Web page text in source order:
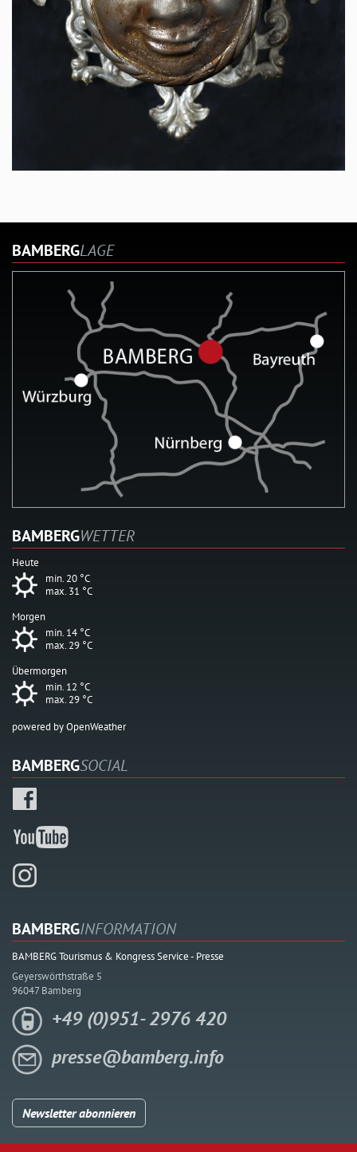
BAMBERGLAGE
BAMBERGWETTER
Heute
min. 20 °C
max. 31 °C
Morgen
min. 14 °C
max. 29 °C
Übermorgen
min. 12 °C
max. 29 °C
powered by OpenWeather
BAMBERGSOCIAL
BAMBERGINFORMATION
BAMBERG Tourismus & Kongress Service - Presse
Geyerswörthstraße 5
96047 Bamberg
+49 (0)951- 2976 420
presse@bamberg.info
Newsletter abonnieren